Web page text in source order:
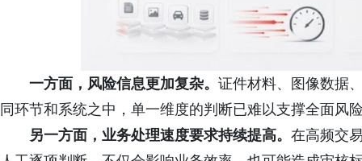
一方面，风险信息更加复杂。 证件材料、图像数据
同环节和系统之中，单一维度的判断已难以支撑全面风
另一方面，业务处理速度要求持续提高。 在高频交